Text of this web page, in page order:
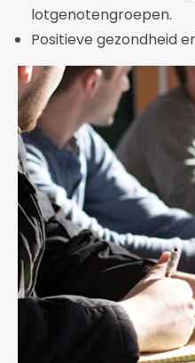
lotgenotengroepen.
Positieve gezondheid